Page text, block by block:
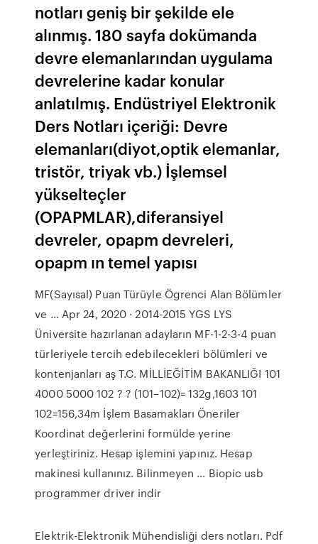
notları geniş bir şekilde ele
alınmış. 180 sayfa dokümanda
devre elemanlarından uygulama
devrelerine kadar konular
anlatılmış. Endüstriyel Elektronik
Ders Notları içeriği: Devre
elemanları(diyot,optik elemanlar,
tristör, triyak vb.) İşlemsel
yükselteçler
(OPAPMLAR),diferansiyel
devreler, opapm devreleri,
opapm ın temel yapısı
MF(Sayısal) Puan Türüyle Ögrenci Alan Bölümler
ve ... Apr 24, 2020 · 2014-2015 YGS LYS
Üniversite hazırlanan adayların MF-1-2-3-4 puan
türleriyele tercih edebilecekleri bölümleri ve
kontenjanları aş T.C. MİLLİEĞİTİM BAKANLIĞI 101
4000 5000 102 ? ? (101–102)= 132g,1603 101
102=156,34m İşlem Basamakları Öneriler
Koordinat değerlerini formülde yerine
yerleştiriniz. Hesap işlemini yapınız. Hesap
makinesi kullanınız. Bilinmeyen … Biopic usb
programmer driver indir
Elektrik-Elektronik Mühendisliği ders notları. Pdf